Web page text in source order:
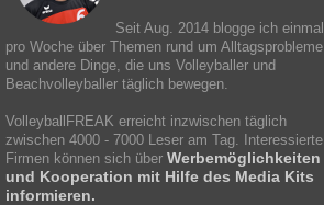
Seit Aug. 2014 blogge ich einmal
pro Woche über Themen rund um Alltagsprobleme
und andere Dinge, die uns Volleyballer und
Beachvolleyballer täglich bewegen.
VolleyballFREAK erreicht inzwischen täglich
zwischen 4000 - 7000 Leser am Tag. Interessierte
Firmen können sich über Werbemöglichkeiten
und Kooperation mit Hilfe des Media Kits
informieren.